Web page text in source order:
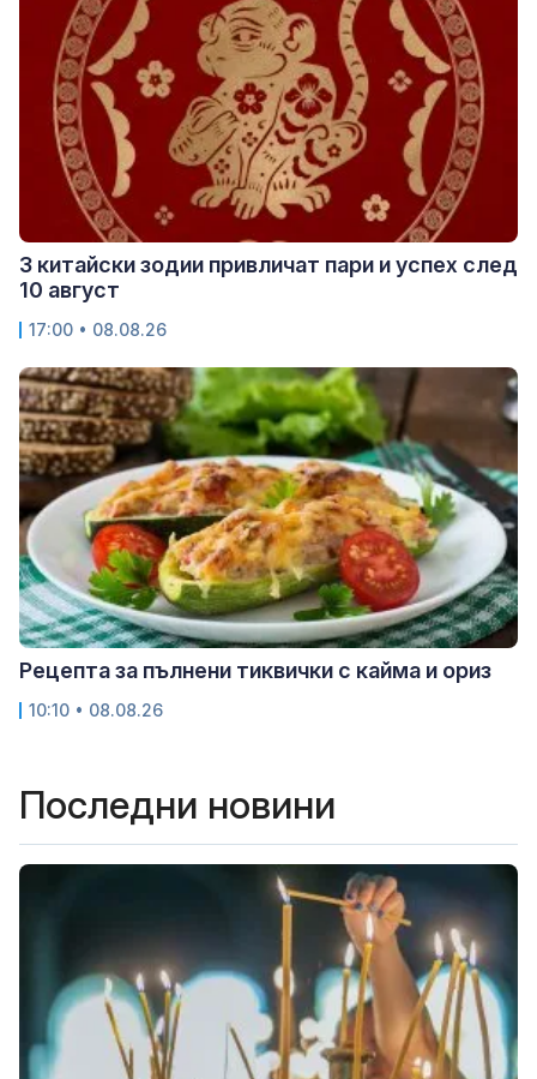
3 китайски зодии привличат пари и успех след
10 август
17:00 • 08.08.26
Рецепта за пълнени тиквички с кайма и ориз
10:10 • 08.08.26
Последни новини